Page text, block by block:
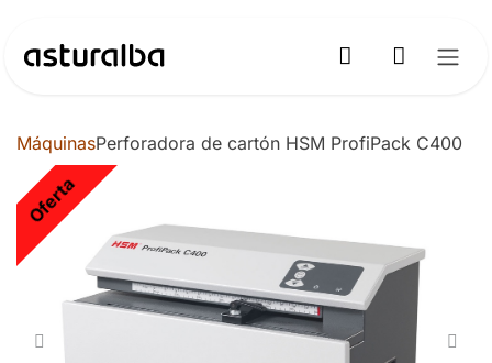
MáquinasPerforadora de cartón HSM ProfiPack C400
Oferta